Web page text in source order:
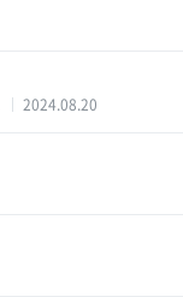
2024.08.20